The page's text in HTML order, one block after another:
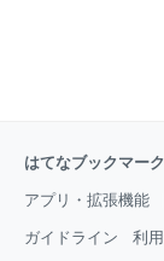
はてなブックマーク
アプリ・拡張機能
ガイドライン 利